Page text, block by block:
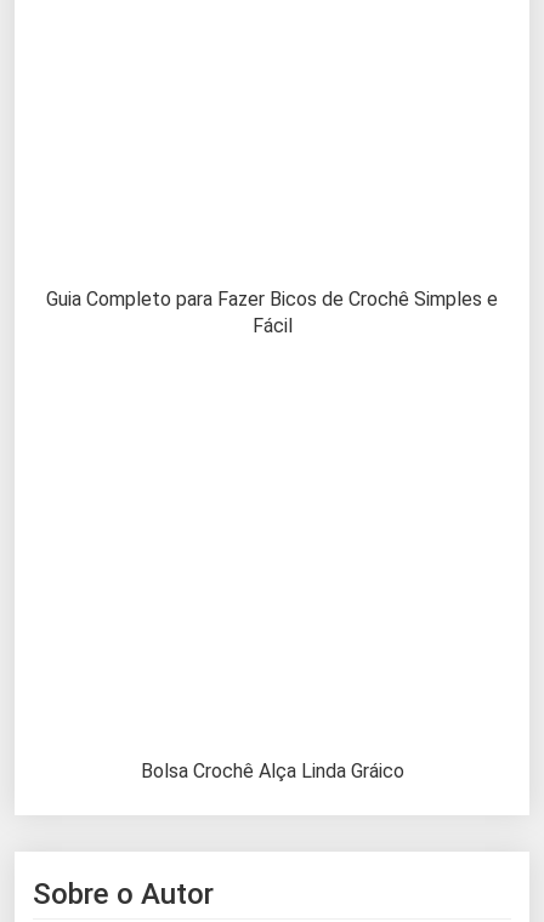
Guia Completo para Fazer Bicos de Crochê Simples e
Fácil
Bolsa Crochê Alça Linda Gráico
Sobre o Autor